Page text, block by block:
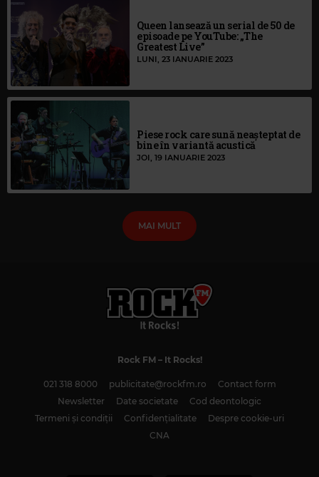
Queen lansează un serial de 50 de
episoade pe YouTube: „The
Greatest Live”
LUNI, 23 IANUARIE 2023
Piese rock care sună neașteptat de
bine în variantă acustică
JOI, 19 IANUARIE 2023
MAI MULT
Rock FM– It Rocks!
021 318 8000 publicitate@rockfm.ro
Contact form
Newsletter
Date societate
Cod deontologic
Termeni și condiții
Confidențialitate
Despre cookie-uri
CNA